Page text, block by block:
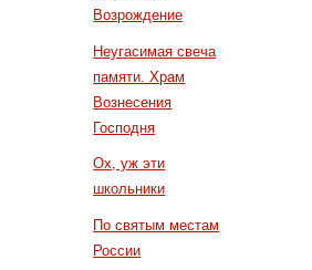
Возрождение
Неугасимая свеча
памяти. Храм
Вознесения
Господня
Ох, уж эти
школьники
По святым местам
России